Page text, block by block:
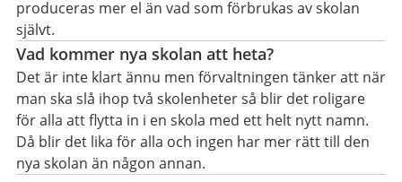
produceras mer el än vad som förbrukas av skolan
självt.
Vad kommer nya skolan att heta?
Det är inte klart ännu men förvaltningen tänker att när
man ska slå ihop två skolenheter så blir det roligare
för alla att flytta in i en skola med ett helt nytt namn.
Då blir det lika för alla och ingen har mer rätt till den
nya skolan än någon annan.